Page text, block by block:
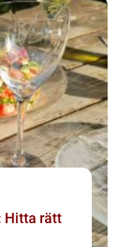
Hitta rätt